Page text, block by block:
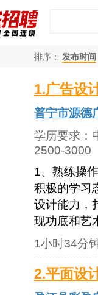
排序： 发布时间
1.广告设
普宁市源德
学历要求：
2500-3000
1、熟练操
积极的学习
设计能力，
现功底和艺
1小时34分
2.平面设